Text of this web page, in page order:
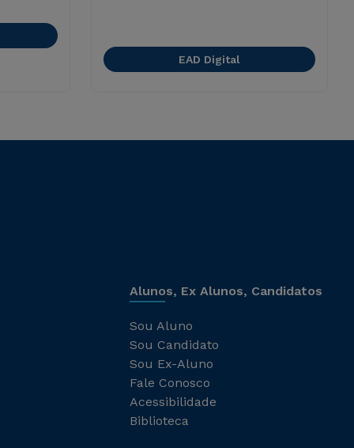
EAD Digital
Alunos, Ex Alunos, Candidatos
Sou Aluno
Sou Candidato
Sou Ex-Aluno
Fale Conosco
Acessibilidade
Biblioteca